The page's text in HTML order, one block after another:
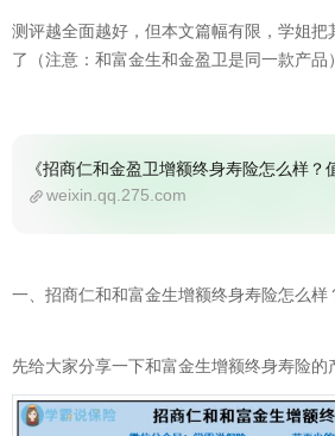
测评越全面越好，但本文篇幅有限，学姐把
了（注意：和富金生和金盈卫是同一款产品
《招商仁和金盈卫增额终身寿险怎么样？
weixin.qq.275.com
一、招商仁和和富金生增额终身寿险怎么样
先给大家分享一下和富金生增额终身寿险的